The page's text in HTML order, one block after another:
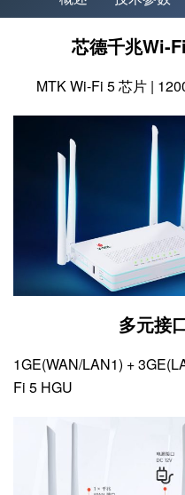
芯德千兆Wi-
MTK Wi-Fi 5 芯片 |
多元接
1GE(WAN/LAN1) +
Fi 5 HGU